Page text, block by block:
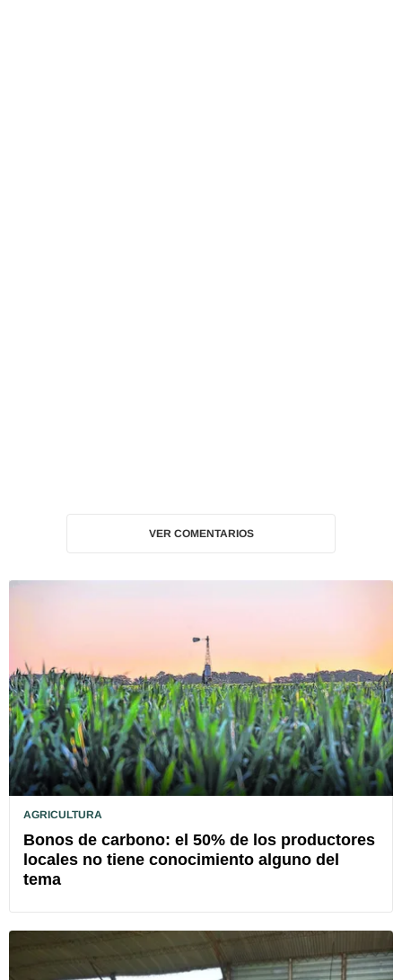
VER COMENTARIOS
AGRICULTURA
Bonos de carbono: el 50% de los productores
locales no tiene conocimiento alguno del
tema